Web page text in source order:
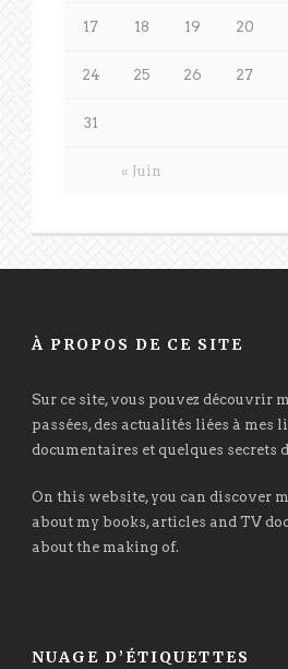
« Juin
17 18 19 20
24 25 26 27
31
À PROPOS DE CE SITE
Sur ce site, vous pouvez découvrir
passées, des actualités liées à mes
documentaires et quelques
On this website, you can discover
about my books, articles and TV
about the making of.
NUAGE D’ÉTIQUETTES